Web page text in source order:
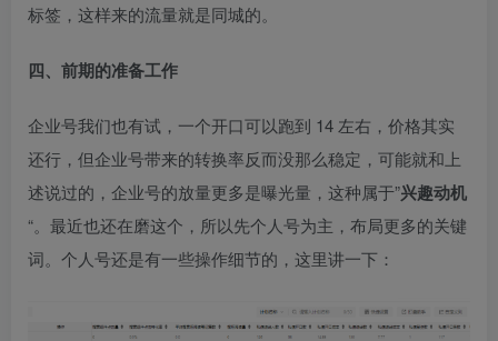
标签，这样来的流量就是同城的。​
四、前期的准备工作​
企业号我们也有试，一个开口可以跑到 14 左右，价格其实
还行，但企业号带来的转换率反而没那么稳定，可能就和上
述说过的，企业号的放量更多是曝光量，这种属于”兴趣动机
“。最近也还在磨这个，所以先个人号为主，布局更多的关键
词。个人号还是有一些操作细节的，这里讲一下：